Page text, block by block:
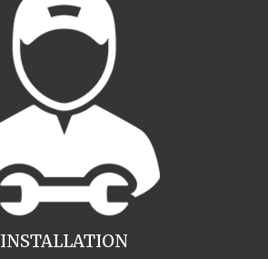
INSTALLATION